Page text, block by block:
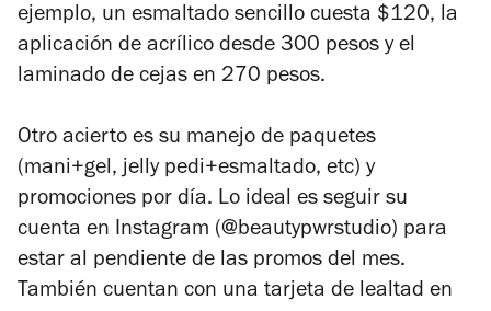
ejemplo, un esmaltado sencillo cuesta $120, la
aplicación de acrílico desde 300 pesos y el
laminado de cejas en 270 pesos.
Otro acierto es su manejo de paquetes
(mani+gel, jelly pedi+esmaltado, etc) y
promociones por día. Lo ideal es seguir su
cuenta en Instagram (@beautypwrstudio) para
estar al pendiente de las promos del mes.
También cuentan con una tarjeta de lealtad en